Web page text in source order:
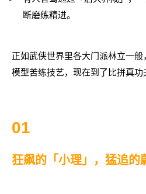
断磨练精进。
正如武侠世界里各大门派林立一
模型苦练技艺，现在到了比拼真功
01
狂飙的「小理」，猛追的